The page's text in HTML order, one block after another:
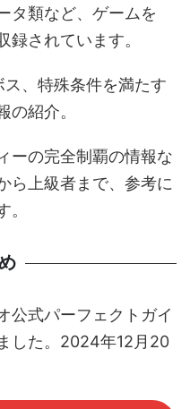
タ類など、ゲームを
録されています。
、特殊条件を満たす
の紹介。
ーの完全制覇の情報な
ら上級者まで、参考に
公式パーフェクトガイ
した。2024年12月20